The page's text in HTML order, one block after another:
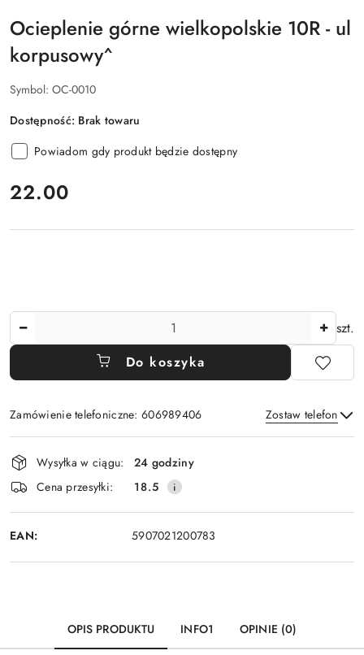
Ocieplenie górne wielkopolskie 10R - ul
korpusowy^
Symbol: OC-0010
Dostępność: Brak towaru
Powiadom gdy produkt będzie dostępny
cena:
22.00
szt.
Do koszyka
Zamówienie telefoniczne: 606989406 Zostaw telefon
Wyślij
Dostępność
i
dostawa
Wysyłka w ciągu:
24 godziny
Cena przesyłki:
18.5
EAN: 5907021200783
OPIS PRODUKTU INFO1 OPINIE (0)